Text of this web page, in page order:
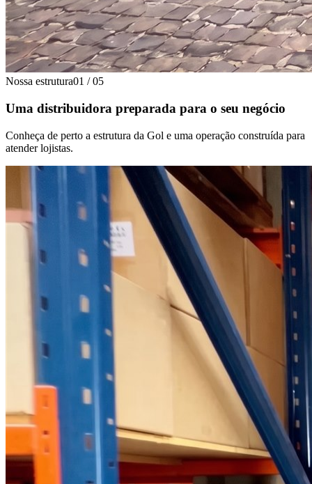
Nossa estrutura01 / 05
Uma distribuidora preparada para o seu negócio
Conheça de perto a estrutura da Gol e uma operação construída para
atender lojistas.